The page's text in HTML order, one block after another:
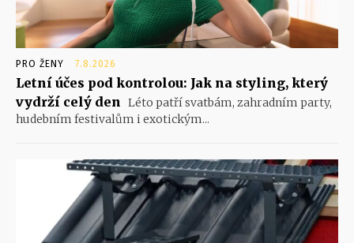
PRO ŽENY 7.8.2026
Letní účes pod kontrolou: Jak na styling, který
vydrží celý den
Léto patří svatbám, zahradním party,
hudebním festivalům i exotickým...